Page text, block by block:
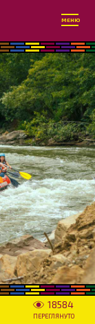
МЕНЮ
18584
ПЕРЕГЛЯНУТО